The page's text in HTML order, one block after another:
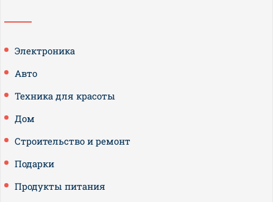
Электроника
Авто
Техника для красоты
Дом
Строительство и ремонт
Подарки
Продукты питания